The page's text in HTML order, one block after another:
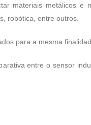
materiais metálicos e
robótica, entre outros.
para a mesma
entre osensor